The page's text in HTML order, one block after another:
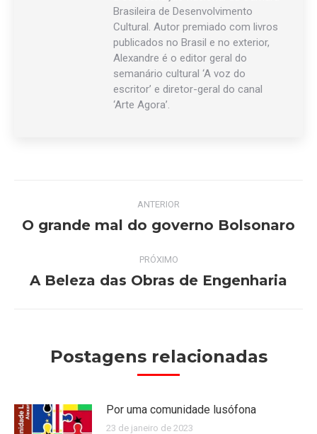
Brasileira de Desenvolvimento
Cultural. Autor premiado com livros
publicados no Brasil e no exterior,
Alexandre é o editor geral do
semanário cultural ‘A voz do
escritor’ e diretor-geral do canal
‘Arte Agora’.
Navegação
de
ANTERIOR
Post
O grande mal do governo Bolsonaro
PRÓXIMO
Próximo
A Beleza das Obras de Engenharia
Postagens relacionadas
Por uma comunidade lusófona
23 de janeiro de 2023